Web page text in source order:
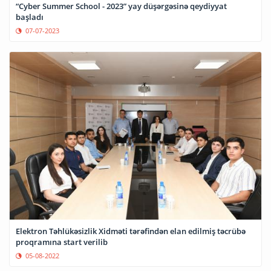
“Cyber Summer School - 2023” yay düşərgəsinə qeydiyyat
başladı
07-07-2023
Elektron Təhlükəsizlik Xidməti tərəfindən elan edilmiş təcrübə
proqramına start verilib
05-08-2022